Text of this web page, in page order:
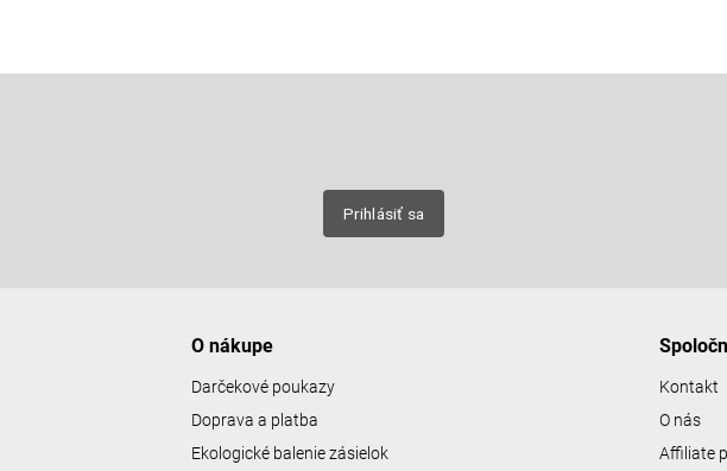
Prihlásiť sa
O nákupe
Darčekové poukazy
Doprava a platba
Ekologické balenie zásielok
Kontakt
O nás
Affiliate